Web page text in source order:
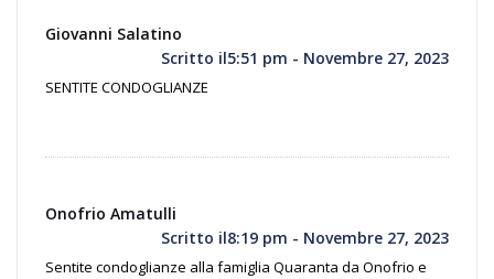
Giovanni Salatino
Scritto il5:51 pm - Novembre 27, 2023
SENTITE CONDOGLIANZE
Onofrio Amatulli
Scritto il8:19 pm - Novembre 27, 2023
Sentite condoglianze alla famiglia Quaranta da Onofrio e